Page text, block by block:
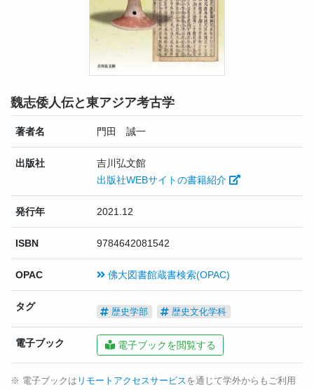
魏志倭人伝と東アジア考古学
著者名 門田 誠一
出版社
吉川弘文館
出版社WEBサイトの書籍紹介
発行年 2021.12
ISBN 9784642081542
OPAC 佛大図書館蔵書検索(OPAC)
タグ 歴史学部 歴史文化学科
電子ブック 電子ブックを閲覧する
※ 電子ブックは リモートアクセスサービスを通じて学外からもご利用